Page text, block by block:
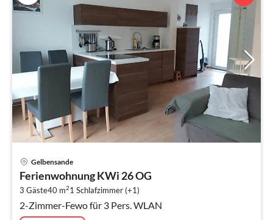
Gelbensande
Ferienwohnung KWi 26 OG
3 Gäste40 m21 Schlafzimmer (+1)
2-Zimmer-Fewo für 3 Pers. WLAN